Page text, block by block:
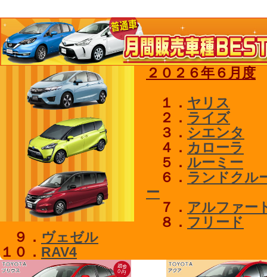
２０２６年６月度
１． ヤリス
２． ライズ
３． シエンタ
４． カローラ
５． ルーミー
６． ランドクル
ー
７． アルファー
８． フリード
９． ヴェゼル
１０． RAV4